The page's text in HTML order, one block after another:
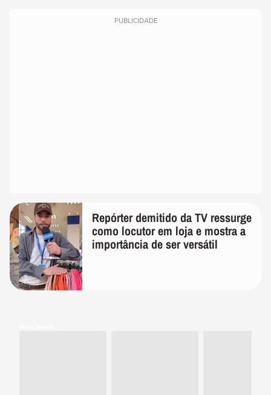
PUBLICIDADE
Repórter demitido da TV ressurge
como locutor em loja e mostra a
importância de ser versátil